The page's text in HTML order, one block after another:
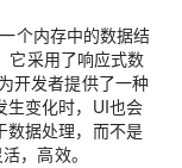
个内存中的数据结
它采用了响应式数
开发者提供了一种
生变化时，UI也会
数据处理，而不是
，高效。